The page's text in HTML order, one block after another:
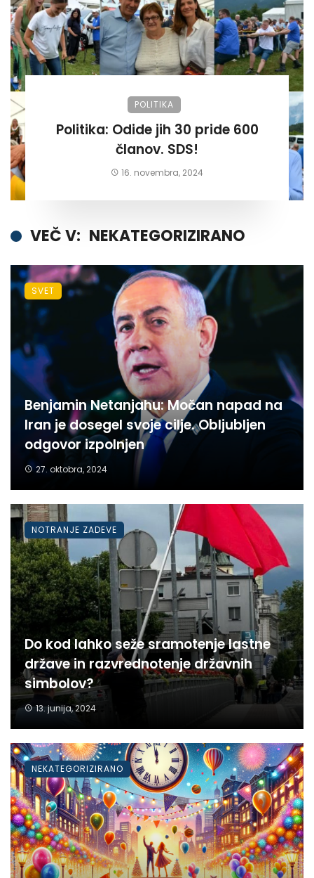
POLITIKA
Politika: Odide jih 30 pride 600
članov. SDS!
16. novembra, 2024
VEČ V: NEKATEGORIZIRANO
Benjamin Netanjahu: Močan napad na
Iran je dosegel svoje cilje. Obljubljen
odgovor izpolnjen
27. oktobra, 2024
SVET
Do kod lahko seže sramotenje lastne
države in razvrednotenje državnih
simbolov?
13. junija, 2024
NOTRANJE ZADEVE
NEKATEGORIZIRANO